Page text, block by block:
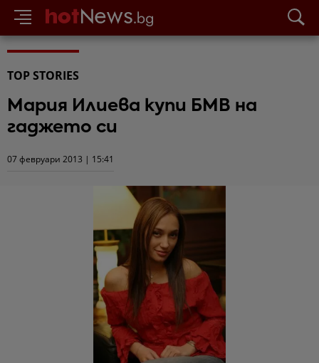
TOP STORIES
Мария Илиева купи БМВ на
гаджето си
07 февруари 2013 | 15:41